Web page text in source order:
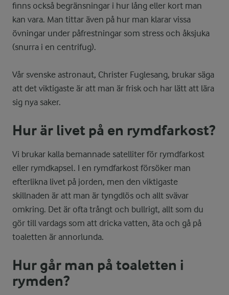
finns också begränsningar i hur lång eller kort man
kan vara. Man tittar även på hur man klarar vissa
övningar under påfrestningar som stress och åksjuka
(snurra i en centrifug).
Vår svenske astronaut, Christer Fuglesang, brukar säga
att det viktigaste är att man är frisk och har lätt att lära
sig nya saker.
Hur är livet på en rymdfarkost?
Vi brukar kalla bemannade satelliter för rymdfarkost
eller rymdkapsel. I en rymdfarkost försöker man
efterlikna livet på jorden, men den viktigaste
skillnaden är att man är tyngdlös och allt svävar
omkring. Det är ofta trångt och bullrigt, allt som du
gör till vardags som att dricka vatten, äta och gå på
toaletten är annorlunda.
Hur går man på toaletten i
rymden?